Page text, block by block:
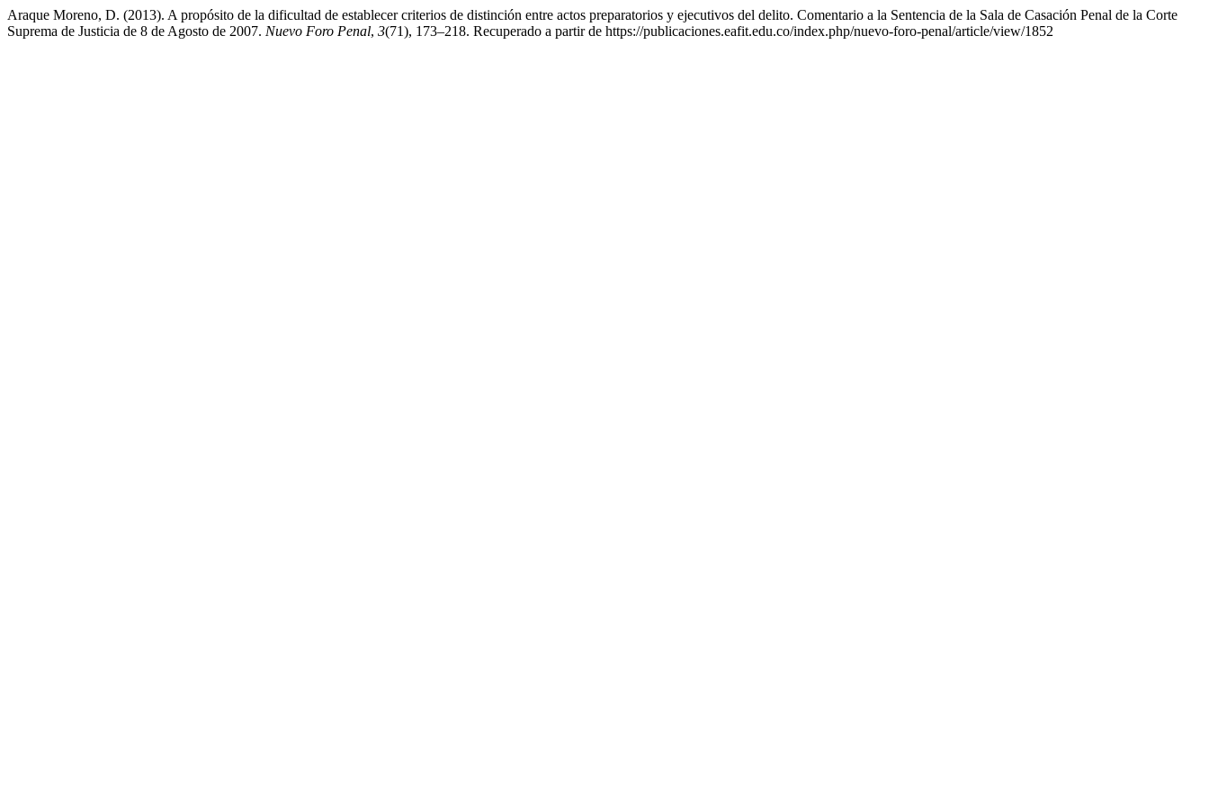
Araque Moreno, D. (2013). A propósito de la dificultad de establecer criterios de distinción entre actos preparatorios y ejecutivos del delito. Comentario a la Sentencia de la Sala de Casación Penal de la Corte
Suprema de Justicia de 8 de Agosto de 2007. Nuevo Foro Penal, 3(71), 173–218. Recuperado a partir de https://publicaciones.eafit.edu.co/index.php/nuevo-foro-penal/article/view/1852